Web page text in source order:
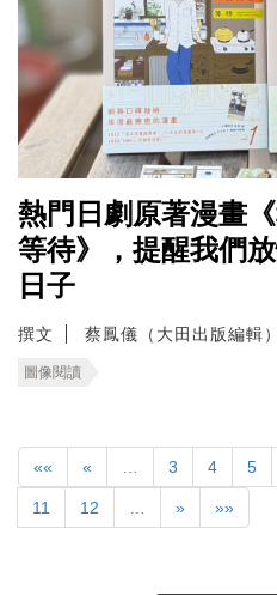
熱門日劇原著漫畫
等待》，提醒我們
日子
撰文 蔡鳳儀（大田出版編輯）
圖像閱讀
«« « 3 4 5
11 12 » »»